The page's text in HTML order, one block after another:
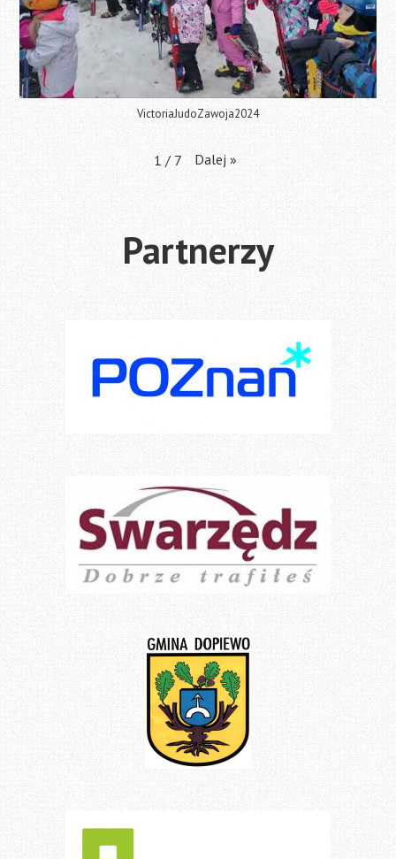
VictoriaJudoZawoja2024
1 / 7 Dalej »
Partnerzy